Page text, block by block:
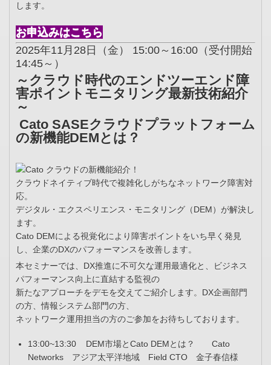
します。
お申込みはこちら
2025年11月28日（金） 15:00～16:00（受付開始
14:45～）
～クラウド時代のエンドツーエンド障
害ポイントモニタリング最新技術紹介
～
Cato SASEクラウドプラットフォーム
の新機能DEMとは？
クラウドネイティブ時代で複雑化しがちなネットワーク障害対
応。
デジタル・エクスペリエンス・モニタリング（DEM）が解決し
ます。
Cato DEMによる視覚化により障害ポイントをいち早く発見
し、企業のDXのパフォーマンスを改善します。
本セミナーでは、DX推進に不可欠な運用最適化と、ビジネス
パフォーマンス向上に直結する監視の
新たなアプローチをデモを交えてご紹介します。DX企画部門
の方、情報システム部門の方、
ネットワーク運用担当の方のご参加をお待ちしております。
13:00~13:30 DEM市場とCato DEMとは？ Cato
Networks アジア太平洋地域 Field CTO 金子春信様